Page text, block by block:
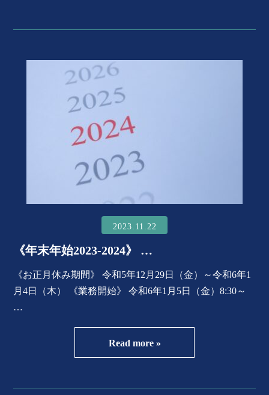
2023.11.22
《年末年始2023-2024》 …
《お正月休み期間》 令和5年12月29日（金）～令和6年1
月4日（木） 《業務開始》 令和6年1月5日（金）8:30～
…
Read more »